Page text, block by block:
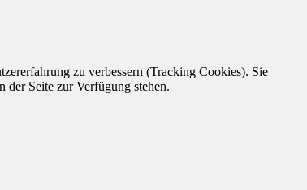
zu verbessern (Tracking Cookies). Sie
der Seite zur Verfügung stehen.